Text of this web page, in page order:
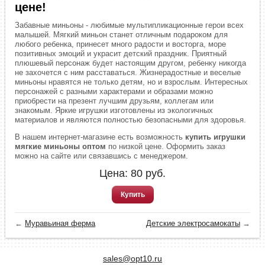
цене!
Забавные миньоны - любимые мультипликационные герои всех
малышей. Мягкий миньон станет отличным подароком для
любого ребенка, принесет много радости и восторга, море
позитивных эмоций и украсит детский праздник. Приятный
плюшевый персонаж будет настоящим другом, ребенку никогда
не захочется с ним расставаться. Жизнерадостные и веселые
миньоны нравятся не только детям, но и взрослым. Интересных
персонажей с разными характерами и образами можно
приобрести на презент лучшим друзьям, коллегам или
знакомым. Яркие игрушки изготовлены из экологичных
материалов и являются полностью безопасными для здоровья.
В нашем интернет-магазине есть возможность купить игрушки
мягкие миньоны оптом по низкой цене. Оформить заказ
можно на сайте или связавшись с менеджером.
Цена: 80 руб.
Купить
← Муравьиная ферма Детские электросамокаты→
sales@opt10.ru